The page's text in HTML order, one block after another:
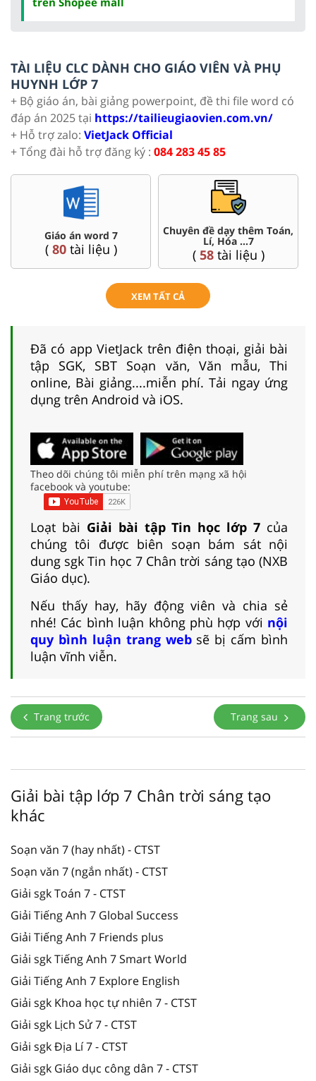
TÀI LIỆU CLC DÀNH CHO GIÁO VIÊN VÀ PHỤ
HUYNH LỚP 7
+ Bộ giáo án, bài giảng powerpoint, đề thi file word có
đáp án 2025 tại https://tailieugiaovien.com.vn/
+ Hỗ trợ zalo: VietJack Official
+ Tổng đài hỗ trợ đăng ký : 084 283 45 85
Giáo án word 7
( 80tài liệu )
Chuyên đề dạy thêm Toán,
Lí, Hóa ...7
( 58tài liệu )
XEM TẤT CẢ
Đã có app VietJack trên điện thoại, giải bài
tập SGK, SBT Soạn văn, Văn mẫu, Thi
online, Bài giảng....miễn phí. Tải ngay ứng
dụng trên Android và iOS.
Theo dõi chúng tôi miễn phí trên mạng xã hội
facebook và youtube:
Loạt bài Giải bài tập Tin học lớp 7 của
chúng tôi được biên soạn bám sát nội
dung sgk Tin học 7 Chân trời sáng tạo (NXB
Giáo dục).
Nếu thấy hay, hãy động viên và chia sẻ
nhé! Các bình luận không phù hợp với nội
quy bình luận trang websẽ bị cấm bình
luận vĩnh viễn.
Trang trước Trang sau
Giải bài tập lớp 7 Chân trời sáng tạo
khác
Soạn văn 7 (hay nhất) - CTST
Soạn văn 7 (ngắn nhất) - CTST
Giải sgk Toán 7 - CTST
Giải Tiếng Anh 7 Global Success
Giải Tiếng Anh 7 Friends plus
Giải sgk Tiếng Anh 7 Smart World
Giải Tiếng Anh 7 Explore English
Giải sgk Khoa học tự nhiên 7 - CTST
Giải sgk Lịch Sử 7 - CTST
Giải sgk Địa Lí 7 - CTST
Giải sgk Giáo dục công dân 7 - CTST